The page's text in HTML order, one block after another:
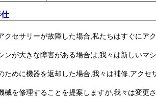
クセサリーが故障した場合,私たちはすぐにア
ンが大きな障害がある場合は,我々は新しいマ
ために機器を返却した場合,我々は補修,アクセ
械を修理することを提案しますが,我々は変更